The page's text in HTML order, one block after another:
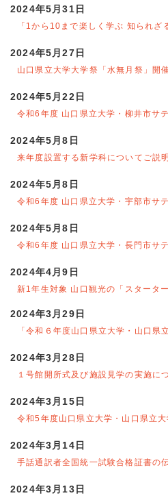
2024年5月31日
「1から10まで楽しく学ぶ 知られざ
2024年5月27日
山口県立大学大学祭「水無月祭」開
2024年5月22日
令和6年度 山口県立大学・柳井市サ
2024年5月8日
来年度設置する新学科についてご説
2024年5月8日
令和6年度 山口県立大学・宇部市サ
2024年5月8日
令和6年度 山口県立大学・長門市サ
2024年4月9日
新1年生対象 山口観光の「スタータ
2024年3月29日
「令和６年度山口県立大学・山口県
2024年3月28日
１号館開所式及び施設見学の実施に
2024年3月15日
令和5年度山口県立大学・山口県立
2024年3月14日
手話通訳者全国統一試験合格証書の
2024年3月13日